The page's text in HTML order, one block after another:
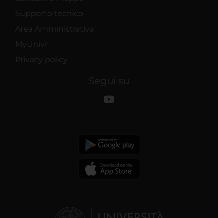
Supporto tecnico
Area Amministrativa
MyUnivr
Privacy policy
Segui su